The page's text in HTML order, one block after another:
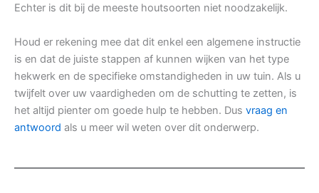
Echter is dit bij de meeste houtsoorten niet noodzakelijk.
Houd er rekening mee dat dit enkel een algemene instructie
is en dat de juiste stappen af kunnen wijken van het type
hekwerk en de specifieke omstandigheden in uw tuin. Als u
twijfelt over uw vaardigheden om de schutting te zetten, is
het altijd pienter om goede hulp te hebben. Dus vraag en
antwoord als u meer wil weten over dit onderwerp.